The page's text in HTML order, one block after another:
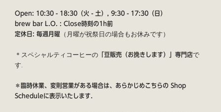
Open: 10:30 - 18:30（火 - 土）, 9:30 - 17:30（日）
brew bar L.O. : Close時刻の1h前
定休日: 毎週月曜
（月曜が祝祭日の場合もお休みです）
＊スペシャルティコーヒーの「豆販売（お挽きします）」専門店で
す.
＊臨時休業、変則営業がある場合は、あらかじめこちらの Shop
Scheduleに表示いたします.